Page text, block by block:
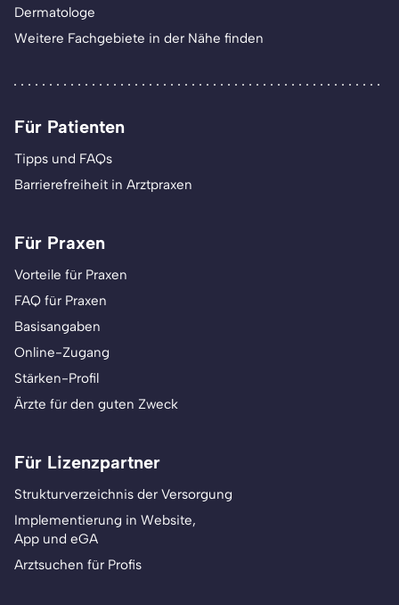
Dermatologe
Weitere Fachgebiete in der Nähe finden
Für Patienten
Tipps und FAQs
Barrierefreiheit in Arztpraxen
Für Praxen
Vorteile für Praxen
FAQ für Praxen
Basisangaben
Online-Zugang
Stärken-Profil
Ärzte für den guten Zweck
Für Lizenzpartner
Strukturverzeichnis der Versorgung
Implementierung in Website,
App und eGA
Arztsuchen für Profis